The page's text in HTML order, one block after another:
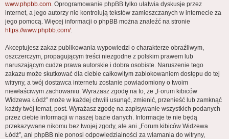
www.phpbb.com. Oprogramowanie phpBB tylko ułatwia dyskusje przez
internet, a jego autorzy nie kontrolują tekstów zamieszczanych w internecie za
jego pomocą. Więcej informacji o phpBB można znaleźć na stronie
https://www.phpbb.com/.
Akceptujesz zakaz publikowania wypowiedzi o charakterze obraźliwym,
oszczerczym, propagującym treści niezgodne z polskim prawem lub
naruszającym cudze prawa autorskie i dobra osobiste. Naruszenie tego
zakazu może skutkować dla ciebie całkowitym zablokowaniem dostępu do tej
witryny, a twój dostawca internetu zostanie powiadomiony o twoim
niewłaściwym zachowaniu. Wyrażasz zgodę na to, że „Forum kibiców
Widzewa Łódź” może w każdej chwili usunąć, zmienić, przenieść lub zamknąć
każdy twój temat, post. Wyrażasz zgodę na zapisywanie wszystkich podanych
przez ciebie informacji w naszej bazie danych. Informacje te nie będą
przekazywane nikomu bez twojej zgody, ale ani „Forum kibiców Widzewa
Łódź”, ani phpBB nie ponosi odpowiedzialności za włamania do witryny,